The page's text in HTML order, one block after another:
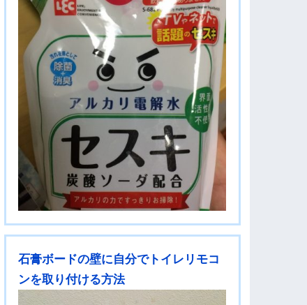
石膏ボードの壁に自分でトイレリモコ
ンを取り付ける方法